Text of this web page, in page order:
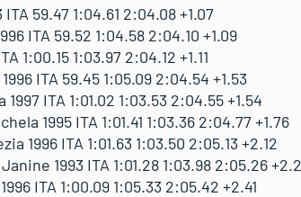
ITA 59.47 1:04.61 2:04.08 +1.07
ITA 59.52 1:04.58 2:04.10 +1.09
1:00.15 1:03.97 2:04.12 +1.11
ITA 59.45 1:05.09 2:04.54 +1.53
1997 ITA 1:01.02 1:03.53 2:04.55 +1.54
1995 ITA 1:01.41 1:03.36 2:04.77 +1.76
1996 ITA 1:01.63 1:03.50 2:05.13 +2.12
1993 ITA 1:01.28 1:03.98 2:05.26
ITA 1:00.09 1:05.33 2:05.42 +2.41